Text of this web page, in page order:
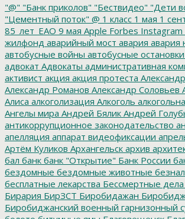
"@" "Банк приколов" "Бествидео" "Дети
"Цементный поток" @ 1 класс 1 мая 1
85_лет_ЕАО 9 мая Apple Forbes Instagram
жилфонд аварийный мост авария авария
автобусные войны автобусные остановки
адвокат Адвокаты административная
активист акция акция протеста
Александр Романов Александр Соловьев
Алиса алкоголизация Алкоголь
Ангелы мира Андрей Бялик Андрей
антикоррупционное законодательство
апелляция аппарат видеофиксации
Артём Куликов Архангельск архив
бал банк банк "Открытие" Банк России
бездомные бездомные животные
бесплатные лекарства Бессмертные дела
Бирария БирЗСТ Биробидажан
Биробиджанский военный гарнизонный